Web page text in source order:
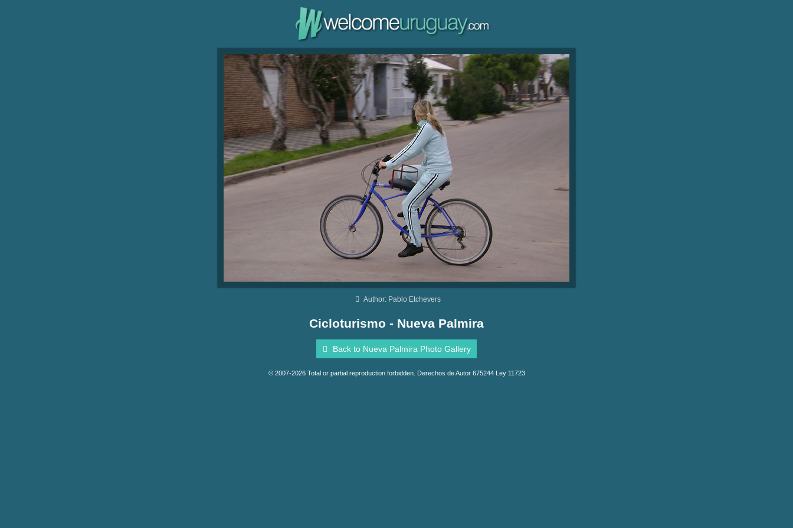
Author: Pablo Etchevers
Cicloturismo - Nueva Palmira
Back to Nueva Palmira Photo Gallery
© 2007-2026 Total or partial reproduction forbidden. Derechos de Autor 675244 Ley 11723